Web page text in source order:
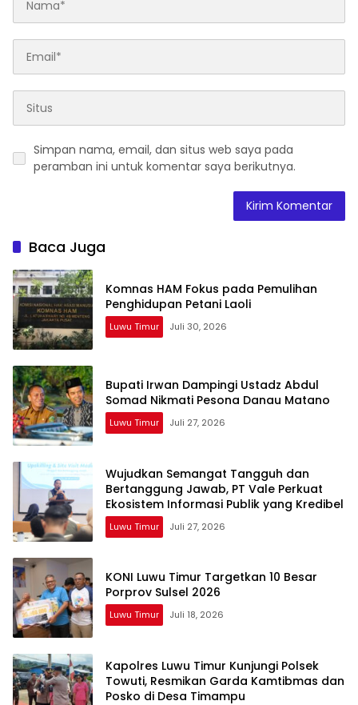
Simpan nama, email, dan situs web saya pada
peramban ini untuk komentar saya berikutnya.
Baca Juga
Komnas HAM Fokus pada Pemulihan
Penghidupan Petani Laoli
Luwu Timur Juli 30, 2026
Bupati Irwan Dampingi Ustadz Abdul
Somad Nikmati Pesona Danau Matano
Luwu Timur Juli 27, 2026
Wujudkan Semangat Tangguh dan
Bertanggung Jawab, PT Vale Perkuat
Ekosistem Informasi Publik yang Kredibel
Luwu Timur Juli 27, 2026
KONI Luwu Timur Targetkan 10 Besar
Porprov Sulsel 2026
Luwu Timur Juli 18, 2026
Kapolres Luwu Timur Kunjungi Polsek
Towuti, Resmikan Garda Kamtibmas dan
Posko di Desa Timampu